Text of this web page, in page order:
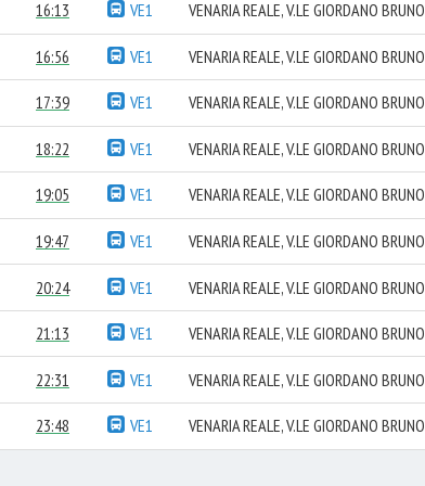
16:13 VE1 VENARIA REALE, V.LE GIORDANO BRUNO
16:56 VE1 VENARIA REALE, V.LE GIORDANO BRUNO
17:39 VE1 VENARIA REALE, V.LE GIORDANO BRUNO
18:22 VE1 VENARIA REALE, V.LE GIORDANO BRUNO
19:05 VE1 VENARIA REALE, V.LE GIORDANO BRUNO
19:47 VE1 VENARIA REALE, V.LE GIORDANO BRUNO
20:24 VE1 VENARIA REALE, V.LE GIORDANO BRUNO
21:13 VE1 VENARIA REALE, V.LE GIORDANO BRUNO
22:31 VE1 VENARIA REALE, V.LE GIORDANO BRUNO
23:48 VE1 VENARIA REALE, V.LE GIORDANO BRUNO